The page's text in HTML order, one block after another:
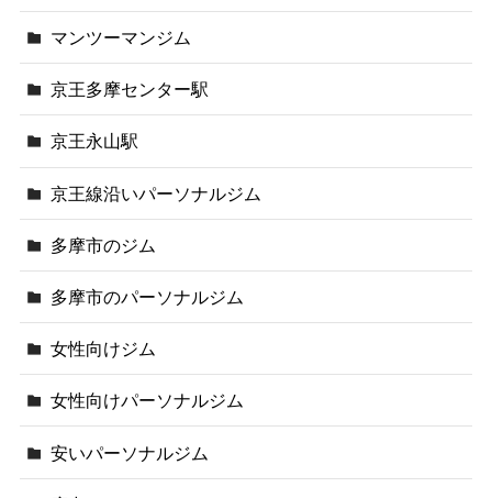
マンツーマンジム
京王多摩センター駅
京王永山駅
京王線沿いパーソナルジム
多摩市のジム
多摩市のパーソナルジム
女性向けジム
女性向けパーソナルジム
安いパーソナルジム